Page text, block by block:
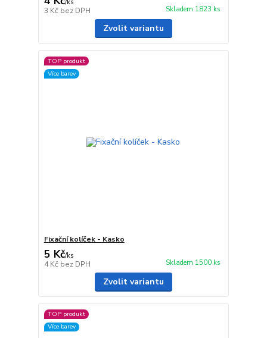
/ks
3 Kč bez DPH Skladem 1823 ks
Zvolit variantu
TOP produkt
Více barev
Fixační kolíček - Kasko
5 Kč/ks
4 Kč bez DPH Skladem 1500 ks
Zvolit variantu
TOP produkt
Více barev